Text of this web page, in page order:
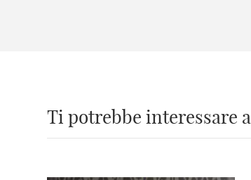
Ti potrebbe interessare